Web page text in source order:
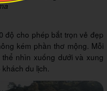
độ cho phép bắt trọn vẻ đẹp
kém phần thơ mộng. Mỗi
nhìn xuống dưới và xung
du lịch.